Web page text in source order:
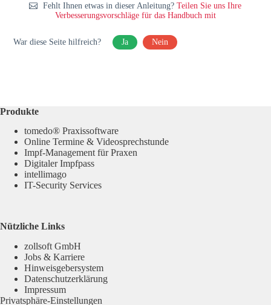
Fehlt Ihnen etwas in dieser Anleitung?Teilen Sie uns Ihre
Verbesserungsvorschläge für das Handbuch mit
War diese Seite hilfreich? Ja Nein
Produkte
tomedo® Praxissoftware
Online Termine & Videosprechstunde
Impf-Management für Praxen
Digitaler Impfpass
intellimago
IT-Security Services
Nützliche Links
zollsoft GmbH
Jobs & Karriere
Hinweisgebersystem
Datenschutzerklärung
Impressum
Privatsphäre-Einstellungen